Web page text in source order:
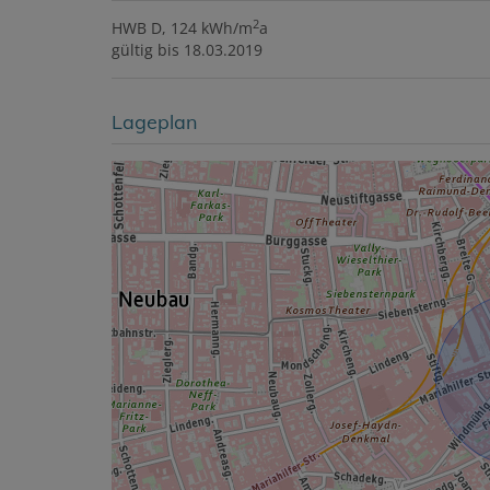
HWB D, 124 kWh/m2a
gültig bis 18.03.2019
Lageplan